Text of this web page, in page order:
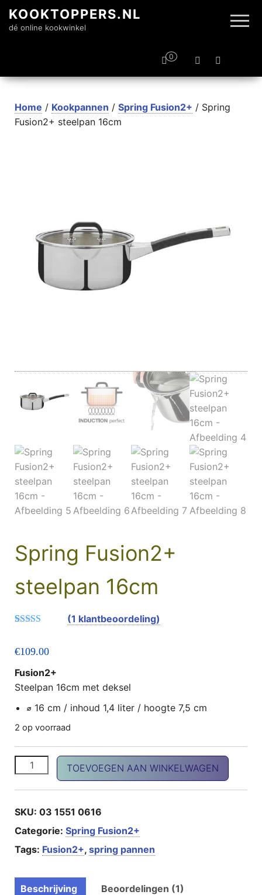
KOOKTOPPERS.NL
dé online kookwinkel
0
Home / Kookpannen / Spring Fusion2+ / Spring
Fusion2+ steelpan 16cm
Spring Fusion2+
steelpan 16cm
gebaseerd op
waardering
(1 klantbeoordeling)
€109.00
Fusion2+
Steelpan 16cm met deksel
⌀ 16 cm / inhoud 1,4 liter / hoogte 7,5 cm
2 op voorraad
Spring Fusion2+ steelpan 16cm aantal
TOEVOEGEN AAN WINKELWAGEN
SKU: 03 1551 0616
Categorie: Spring Fusion2+
Tags: Fusion2+, spring pannen
Beschrijving Beoordelingen (1)